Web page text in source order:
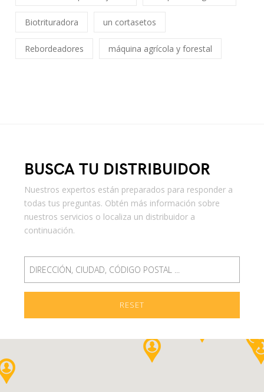
Biotrituradora un cortasetos
Rebordeadores máquina agrícola y forestal
BUSCA TU DISTRIBUIDOR
Nuestros expertos están preparados para responder a
todas tus preguntas. Obtén más información sobre
nuestros servicios o localiza un distribuidor a
continuación.
RESET